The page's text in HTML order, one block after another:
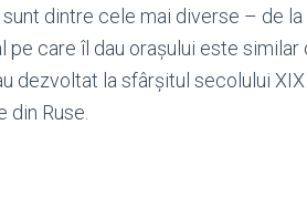
dintre cele mai diverse – de
pe care îl dau orașului este
dezvoltat la sfârșitul secolului
din Ruse.